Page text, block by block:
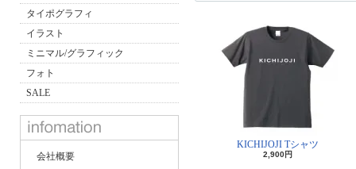
タイポグラフィ
イラスト
ミニマル/グラフィック
フォト
SALE
会社概要
KICHIJOJI Tシャツ
2,900円